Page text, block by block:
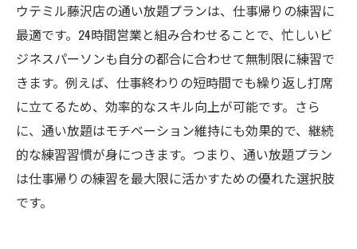
インドアゴルフスクールで基礎からステッ
プアップ
24時間営業で自分のペースで練習可能
手ぶらでOKな無料貸出クラブの魅力とは
通い放題プランで上達までしっかりサポー
ト
初心者歓迎の環境で始めやすい理由を解説
ウテミル藤沢店の通い放題プランは、仕事帰りの練習に
最適です。24時間営業と組み合わせることで、忙しいビ
ジネスパーソンも自分の都合に合わせて無制限に練習で
きます。例えば、仕事終わりの短時間でも繰り返し打席
に立てるため、効率的なスキル向上が可能です。さら
に、通い放題はモチベーション維持にも効果的で、継続
的な練習習慣が身につきます。つまり、通い放題プラン
は仕事帰りの練習を最大限に活かすための優れた選択肢
です。